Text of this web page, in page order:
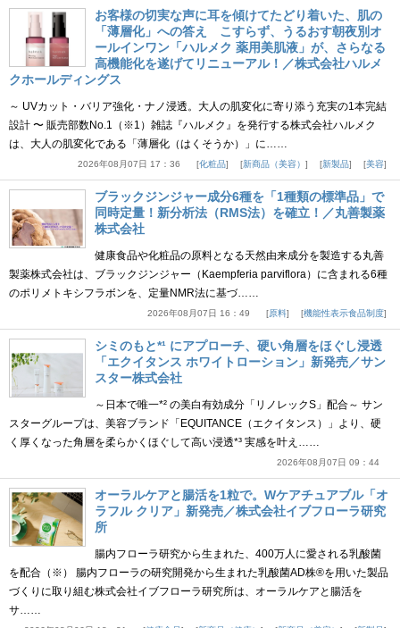
お客様の切実な声に耳を傾けてたどり着いた、肌の
「薄層化」への答え こすらず、うるおす朝夜別オ
ールインワン「ハルメク 薬用美肌液」が、さらなる
高機能化を遂げてリニューアル！／株式会社ハルメ
クホールディングス
～ UVカット・バリア強化・ナノ浸透。大人の肌変化に寄り添う充実の1本完結
設計 〜 販売部数No.1（※1）雑誌『ハルメク』を発行する株式会社ハルメク
は、大人の肌変化である「薄層化（はくそうか）」に……
2026年08月07日 17：36 化粧品 新商品（美容） 新製品 美容
ブラックジンジャー成分6種を「1種類の標準品」で
同時定量！新分析法（RMS法）を確立！／丸善製薬
株式会社
健康食品や化粧品の原料となる天然由来成分を製造する丸善
製薬株式会社は、ブラックジンジャー（Kaempferia parviflora）に含まれる6種
のポリメトキシフラボンを、定量NMR法に基づ……
2026年08月07日 16：49 原料 機能性表示食品制度
シミのもと*¹ にアプローチ、硬い角層をほぐし浸透
「エクイタンス ホワイトローション」新発売／サン
スター株式会社
～日本で唯一*² の美白有効成分「リノレックS」配合～ サン
スターグループは、美容ブランド「EQUITANCE（エクイタンス）」より、硬
く厚くなった角層を柔らかくほぐして高い浸透*³ 実感を叶え……
2026年08月07日 09：44
オーラルケアと腸活を1粒で。Wケアチュアブル「オ
ラフル クリア」新発売／株式会社イブフローラ研究
所
腸内フローラ研究から生まれた、400万人に愛される乳酸菌
を配合（※） 腸内フローラの研究開発から生まれた乳酸菌AD株®を用いた製品
づくりに取り組む株式会社イブフローラ研究所は、オーラルケアと腸活を
サ……